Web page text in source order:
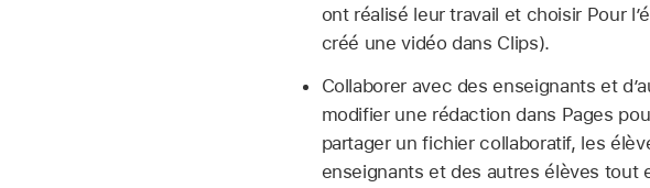
ont réalisé leur travail et choisir Pour
créé une vidéo dans Clips).
Collaborer avec des enseignants et
modifier une rédaction dans Pages
partager un fichier collaboratif, les
enseignants et des autres élèves tout